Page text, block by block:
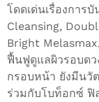
โดดเด่นเรื่องการ
Cleansing,
Bright
ฟื้นฟูดูแลผิวรอบด
กรอบหน้า ยังมีนวั
ร่วมกับโบท็อกซ์ ฟิ